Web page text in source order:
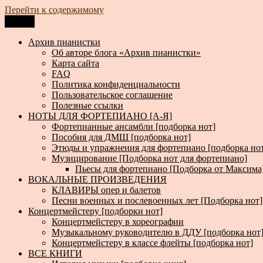
Перейти к содержимому
Архив пианистки
Всё для пианистов: ноты, книги, музыка, статьи…
Архив пианистки
Об авторе блога «Архив пианистки»
Карта сайта
FAQ
Политика конфиденциальности
Пользовательское соглашение
Полезные ссылки
НОТЫ ДЛЯ ФОРТЕПИАНО [А-Я]
Фортепианные ансамбли [подборка нот]
Пособия для ДМШ [подборка нот]
Этюды и упражнения для фортепиано [подборка
Музицирование [Подборка нот для фортепиано]
Пьесы для фортепиано [Подборка от
ВОКАЛЬНЫЕ ПРОИЗВЕДЕНИЯ
КЛАВИРЫ опер и балетов
Песни военных и послевоенных лет [Подборка нот]
Концертмейстеру [подборки нот]
Концертмейстеру в хореографии
Музыкальному руководителю в ДДУ [подборка нот]
Концертмейстеру в классе флейты [подборка нот]
ВСЕ КНИГИ